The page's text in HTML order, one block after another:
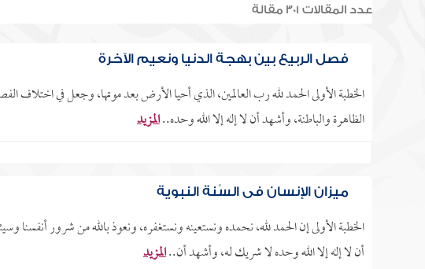
عدد المقالات 301 مقالة
فصل الربيع بين بهجة الدنيا ونعيم الآخرة
الخطبة الأولى الحمد لله رب العالمين، الذي أحيا الأرض بعد موتها، وجعل في اختلاف
الظاهرة والباطنة، وأشهد أن لا إله إلا الله وحده..المزيد
ميزان الإنسان في السُنة النبوية
الخطبة الأولى إن الحمد لله، نحمده ونستعينه ونستغفره، ونعوذ بالله من شرور أنفسنا
أن لا إله إلا الله وحده لا شريك له، وأشهد أن..المزيد